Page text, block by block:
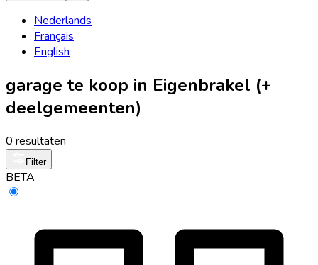
Nederlands
Français
English
garage te koop in Eigenbrakel (+
deelgemeenten)
0 resultaten
Filter
BETA